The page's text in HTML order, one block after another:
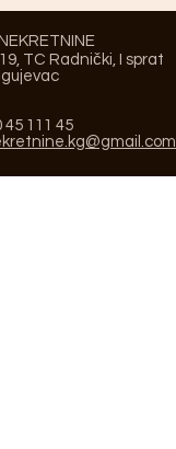
TC Radnički, I sprat
45 111 45